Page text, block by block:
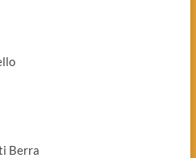
Berra